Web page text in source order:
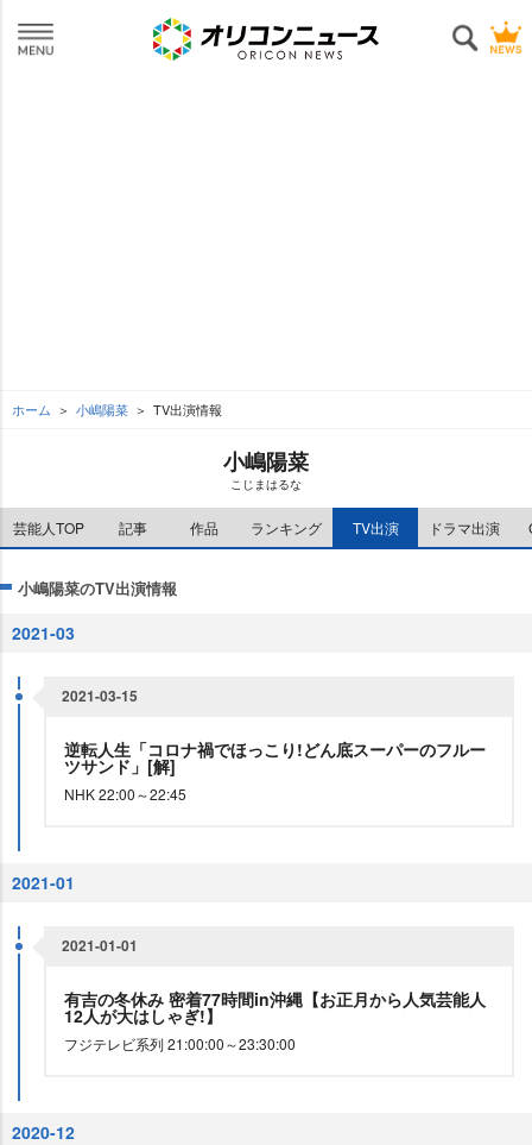
ホーム 小嶋陽菜 TV出演情報
小嶋陽菜
こじまはるな
芸能人TOP 記事 作品 ランキング TV出演 ドラマ出演
小嶋陽菜のTV出演情報
2021-03
2021-03-15
逆転人生「コロナ禍でほっこり!どん底スーパーのフルー
ツサンド」[解]
NHK 22:00～22:45
2021-01
2021-01-01
有吉の冬休み 密着77時間in沖縄【お正月から人気芸能人
12人が大はしゃぎ!】
フジテレビ系列 21:00:00～23:30:00
2020-12